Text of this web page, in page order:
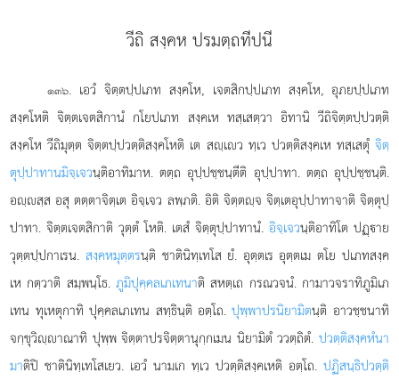
วีถิ สงฺคห ปรมตฺถทีปนี
๑๓๖. เอวํจิตฺตปฺปเภท สงฺคโห, เจตสิกปฺปเภท สงฺคโห, อุภยปฺปเภท
สงฺคโหติ จิตฺตเจตสิกานํ กโยปเภท สงฺคเห ทสฺเสตฺวา อิทานิ วีถิจิตฺตปฺปวตฺติ
สงฺคโห วีถิมุตฺต จิตฺตปฺปวตฺติสงฺคโหติ เต สฺเว ทฺเว ปวตฺติสงฺคเห ทสฺเสตุํ จิตฺ
ตุปฺปาทานมิจฺเจวนฺติอาทิมาห. ตตฺถ อุปฺปชฺชนฺตีติ อุปฺปาทา. ตตฺถ อุปฺปชฺชนฺติ.
อฺสฺส อสุ ตตฺตาจิตฺเต อิจฺเจว ลพฺภติ. อิติ จิตฺตฺจ จิตฺเตอุปฺปาทาจาติ จิตฺตุปฺ
ปาทา. จิตฺตเจตสิกาติ วุตฺตํ โหติ. เตสํ จิตฺตุปฺปาทานํ. อิจฺเจวนฺติอาทิโต ปฏฺาย
วุตฺตปฺปกาเรน. สงฺคหมุตฺตรนฺติ ชาตินิทฺเทโส ยํ. อุตฺตเร อุตฺตเม ตโย ปเภทสงฺค
เห กตฺวาติ สมฺพนฺโธ. ภูมิปุคฺคลเภเทนาติ สหตฺเถ กรณวจนํ. กามาวจราทิภูมิเภ
เทน ทุเหตุกาทิ ปุคฺคลเภเทน สทฺธินฺติ อตฺโถ.ปุพฺพาปรนิยามิตนฺติ อาวชฺชนาทิ
จกฺขุวิฺาณาทิ ปุพฺพ จิตฺตาปรจิตฺตานุกฺกเมน นิยามิตํ ววตฺถิตํ. ปวตฺติสงฺคหํนา
มาติปิ ชาตินิทฺเทโสเยว. เอวํ นามเก ทฺเว ปวตฺติสงฺคเหติ อตฺโถ. ปฏิสนฺธิปวตฺติ